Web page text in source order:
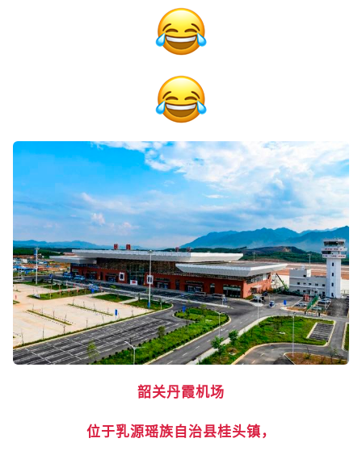
韶关丹霞机场
位于乳源瑶族自治县桂头镇，